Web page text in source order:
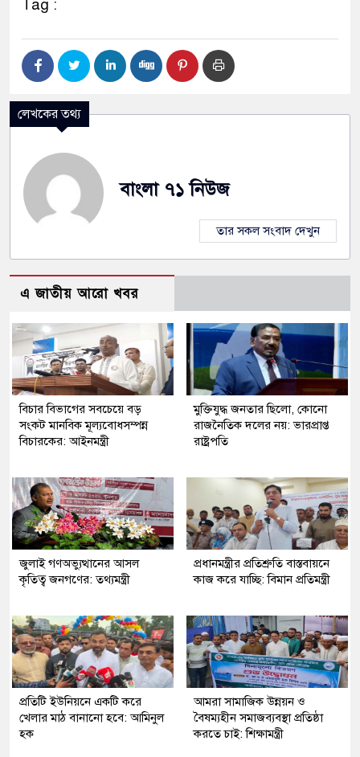
Tag :
লেখকের তথ্য
বাংলা ৭১ নিউজ
তার সকল সংবাদ দেখুন
এ জাতীয় আরো খবর
বিচার বিভাগের সবচেয়ে বড়
সংকট মানবিক মূল্যবোধসম্পন্ন
বিচারকের: আইনমন্ত্রী
মুক্তিযুদ্ধ জনতার ছিলো, কোনো
রাজনৈতিক দলের নয়: ভারপ্রাপ্ত
রাষ্ট্রপতি
জুলাই গণঅভ্যুত্থানের আসল
কৃতিত্ব জনগণের: তথ্যমন্ত্রী
প্রধানমন্ত্রীর প্রতিশ্রুতি বাস্তবায়নে
কাজ করে যাচ্ছি: বিমান প্রতিমন্ত্রী
প্রতিটি ইউনিয়নে একটি করে
খেলার মাঠ বানানো হবে: আমিনুল
হক
আমরা সামাজিক উন্নয়ন ও
বৈষম্যহীন সমাজব্যবস্থা প্রতিষ্ঠা
করতে চাই: শিক্ষামন্ত্রী